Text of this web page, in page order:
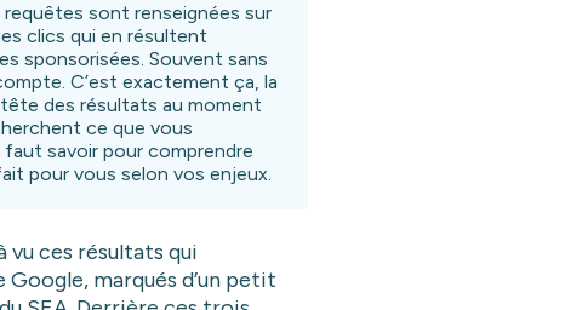
sont renseignées sur
clics qui en résultent
sponsorisées. Souvent sans
C’est exactement ça, la
des résultats au moment
ce que vous
savoir pour comprendre
pour vous selon vos enjeux.
vu ces résultats qui
marqués d’un petit